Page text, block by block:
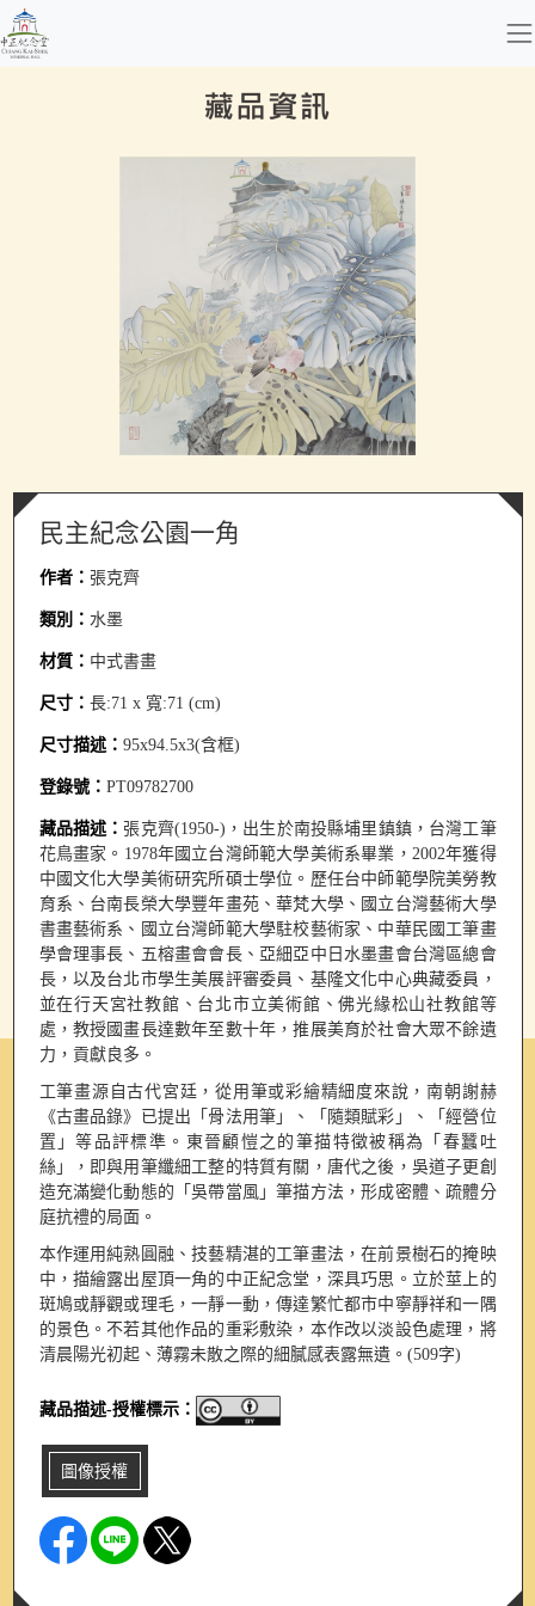
跳到主要內容
國立中正紀念堂管理處
網頁導覽
民主紀念公園一角
作者： 張克齊
類別： 水墨
材質： 中式書畫
尺寸： 長:71 x 寬:71 (cm)
尺寸描述： 95x94.5x3(含框)
登錄號： PT09782700
藏品描述： 張克齊(1950-)，出生於南投縣埔里鎮鎮，台灣工筆
花鳥畫家。1978年國立台灣師範大學美術系畢業，2002年獲得
中國文化大學美術研究所碩士學位。歷任台中師範學院美勞教
育系、台南長榮大學豐年畫苑、華梵大學、國立台灣藝術大學
書畫藝術系、國立台灣師範大學駐校藝術家、中華民國工筆畫
學會理事長、五榕畫會會長、亞細亞中日水墨畫會台灣區總會
長，以及台北市學生美展評審委員、基隆文化中心典藏委員，
並在行天宮社教館、台北市立美術館、佛光緣松山社教館等
處，教授國畫長達數年至數十年，推展美育於社會大眾不餘遺
力，貢獻良多。
工筆畫源自古代宮廷，從用筆或彩繪精細度來說，南朝謝赫
《古畫品錄》已提出「骨法用筆」、「隨類賦彩」、「經營位
置」等品評標準。東晉顧愷之的筆描特徵被稱為「春蠶吐
絲」，即與用筆纖細工整的特質有關，唐代之後，吳道子更創
造充滿變化動態的「吳帶當風」筆描方法，形成密體、疏體分
庭抗禮的局面。
本作運用純熟圓融、技藝精湛的工筆畫法，在前景樹石的掩映
中，描繪露出屋頂一角的中正紀念堂，深具巧思。立於莖上的
斑鳩或靜觀或理毛，一靜一動，傳達繁忙都市中寧靜祥和一隅
的景色。不若其他作品的重彩敷染，本作改以淡設色處理，將
清晨陽光初起、薄霧未散之際的細膩感表露無遺。(509字)
藏品描述-授權標示：
圖像授權